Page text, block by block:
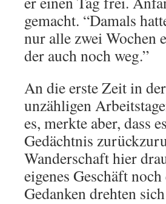
gemacht. “Damals
nur alle zwei Wochen
der auch noch weg.”
An die erste Zeit in
unzähligen
es, merkte aber, dass
Gedächtnis
Wanderschaft hier
eigenes Geschäft
Gedanken drehten